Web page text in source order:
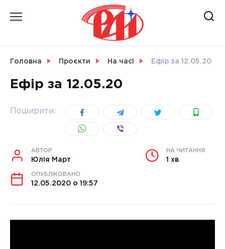
СВІТ
УКРАЇНА
Головна Проєкти На часі Ефір за 12.05.20
Ефір за 12.05.20
Поширити:
АВТОР
Юлія Март
НА ЧИТАННЯ
1 хв
ОПУБЛІКОВАНО
12.05.2020 о 19:57